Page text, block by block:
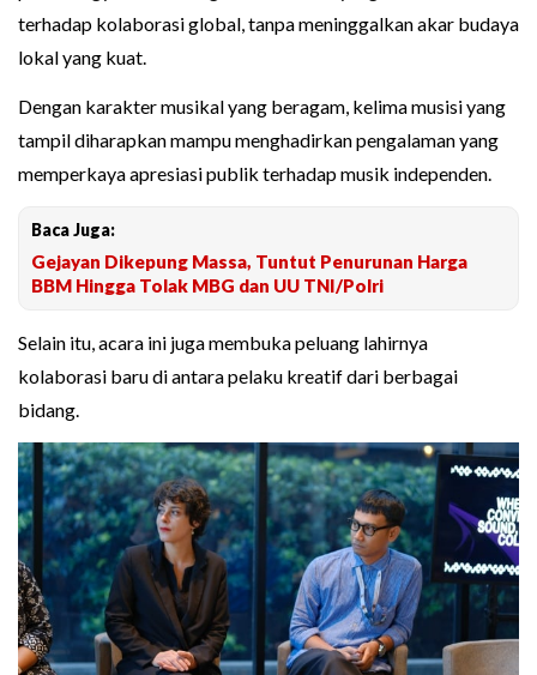
terhadap kolaborasi global, tanpa meninggalkan akar budaya
lokal yang kuat.
Dengan karakter musikal yang beragam, kelima musisi yang
tampil diharapkan mampu menghadirkan pengalaman yang
memperkaya apresiasi publik terhadap musik independen.
Baca Juga:
Gejayan Dikepung Massa, Tuntut Penurunan Harga
BBM Hingga Tolak MBG dan UU TNI/Polri
Selain itu, acara ini juga membuka peluang lahirnya
kolaborasi baru di antara pelaku kreatif dari berbagai
bidang.